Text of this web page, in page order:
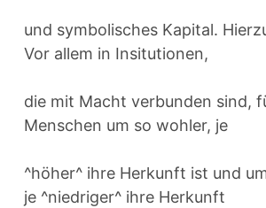
und symbolisches Kapital.
Vor allem in Insitutionen,
die mit Macht verbunden sind,
Menschen um so wohler, je
^höher^ ihre Herkunft ist und
je ^niedriger^ ihre Herkunft